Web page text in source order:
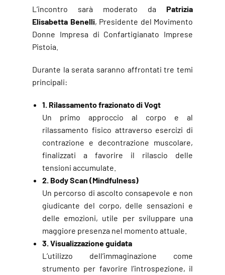
L’incontro sarà moderato da Patrizia
Elisabetta Benelli, Presidente del Movimento
Donne Impresa di Confartigianato Imprese
Pistoia.
Durante la serata saranno affrontati tre temi
principali:
1. Rilassamento frazionato di Vogt
Un primo approccio al corpo e al
rilassamento fisico attraverso esercizi di
contrazione e decontrazione muscolare,
finalizzati a favorire il rilascio delle
tensioni accumulate.
2. Body Scan (Mindfulness)
Un percorso di ascolto consapevole e non
giudicante del corpo, delle sensazioni e
delle emozioni, utile per sviluppare una
maggiore presenza nel momento attuale.
3. Visualizzazione guidata
L’utilizzo dell’immaginazione come
strumento per favorire l’introspezione, il